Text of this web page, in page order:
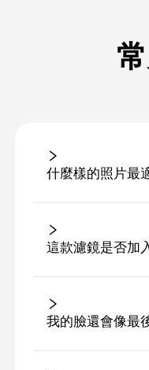
什麼樣的照片最
這款濾鏡是否加
我的臉還會像最